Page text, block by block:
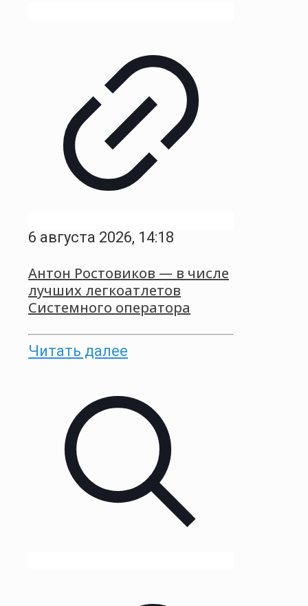
6 августа 2026, 14:18
Антон Ростовиков — в числе
лучших легкоатлетов
Системного оператора
Читать далее